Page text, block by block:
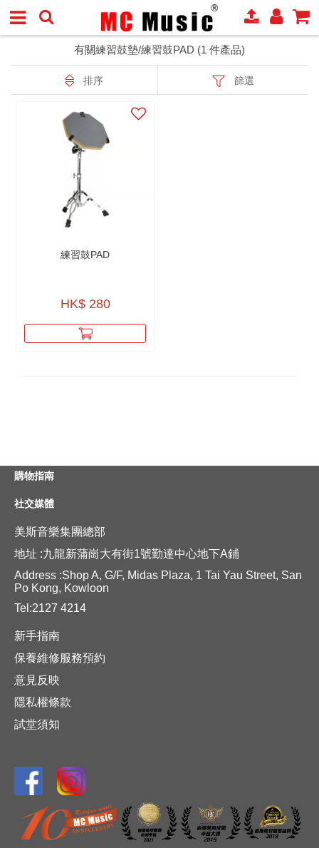
有關練習鼓墊/練習鼓PAD (1 件產品)
排序 篩選
練習鼓PAD
HK$ 280
購物指南
社交媒體
美斯音樂集團總部
地址 :九龍新蒲崗大有街1號勤達中心地下A鋪
Address :Shop A, G/F, Midas Plaza, 1 Tai Yau Street, San
Po Kong, Kowloon
Tel:2127 4214
新手指南
保養維修服務預約
意見反映
隱私權條款
試堂須知